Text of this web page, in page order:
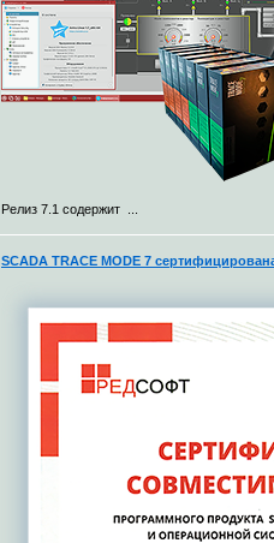
Релиз 7.1 содержит ...
SCADA TRACE MODE 7